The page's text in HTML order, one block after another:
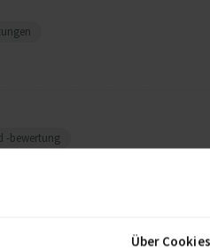
Über Cookies
-bewertung